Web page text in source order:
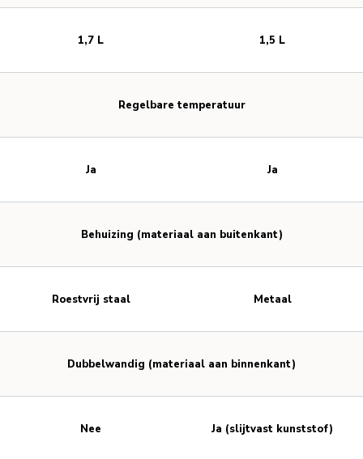
Regelbare temperatuur
Behuizing (materiaal aan buitenkant)
Dubbelwandig (materiaal aan binnenkant)
1,7 L
Ja
Roestvrij staal
Nee
1,5 L
Ja
Metaal
Ja (slijtvast kunststof)